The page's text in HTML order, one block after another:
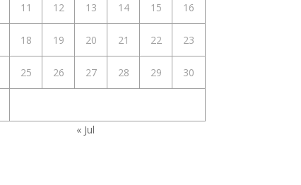
11 12 13 14 15 16
18 19 20 21 22 23
25 26 27 28 29 30
« Jul